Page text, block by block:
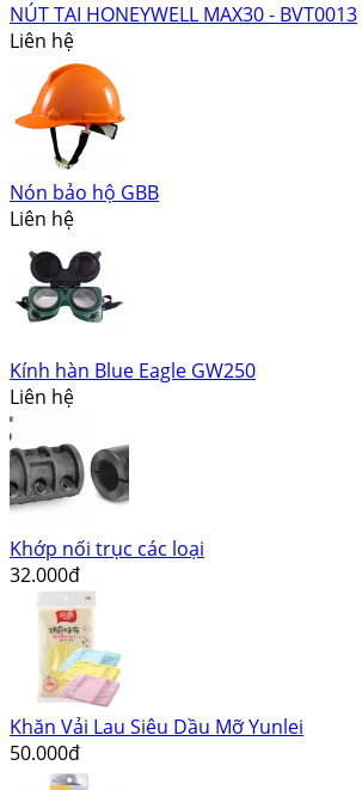
NÚT TAI HONEYWELL MAX30 - BVT0013
Liên hệ
Nón bảo hộ GBB
Liên hệ
Kính hàn Blue Eagle GW250
Liên hệ
Khớp nối trục các loại
32.000đ
Khăn Vải Lau Siêu Dầu Mỡ Yunlei
50.000đ